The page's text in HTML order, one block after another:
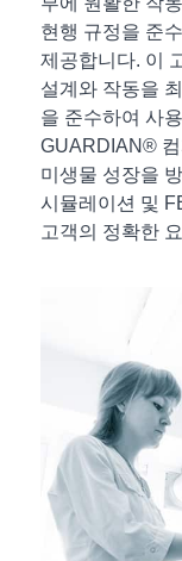
현행 규정을 준
제공합니다. 이
설계와 작동을
을 준수하여 사
GUARDIAN®
미생물 성장을
시뮬레이션 및
고객의 정확한